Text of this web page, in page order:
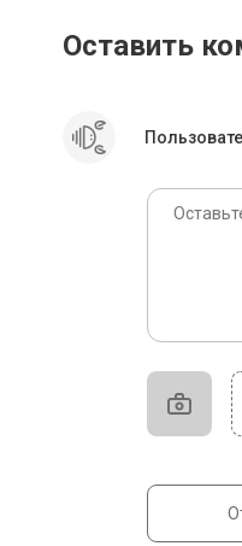
Оставить